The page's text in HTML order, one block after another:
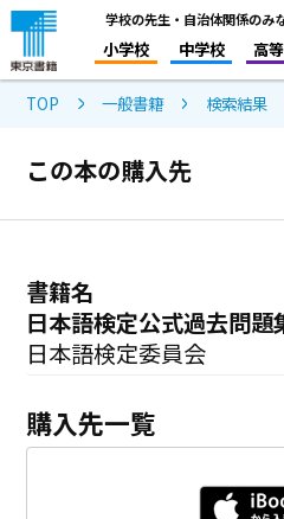
学校の先生・自治体関係のみ
小学校 中学校 高
TOP 一般書籍 検索結果
この本の購入先
書籍名
日本語検定公式過去問
日本語検定委員会
購入先一覧